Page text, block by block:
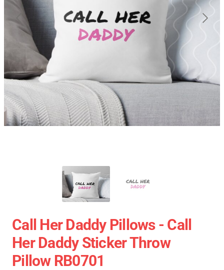
Call Her Daddy Pillows - Call
Her Daddy Sticker Throw
Pillow RB0701